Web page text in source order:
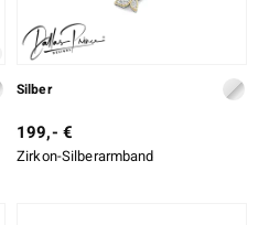
Silber
199,- €
Zirkon-Silberarmband